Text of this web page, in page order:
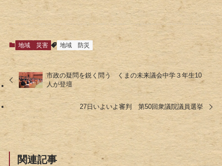
地域 災害 地域 防災
市政の疑問を鋭く問う くまの未来議会中学３年生10
人が登壇
27日いよいよ審判 第50回衆議院議員選挙
関連記事